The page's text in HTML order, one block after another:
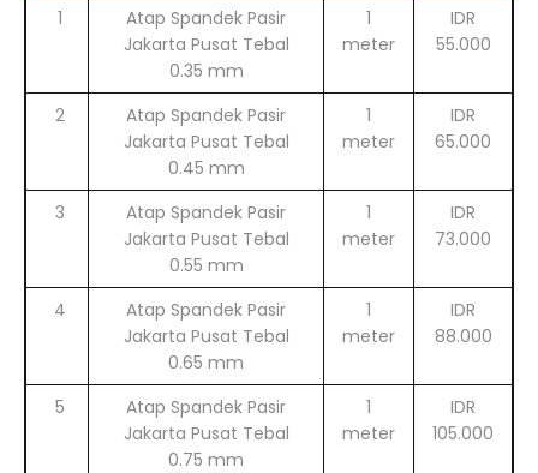
1
Atap Spandek Pasir
Jakarta Pusat Tebal
0.35 mm
1
meter
IDR
55.000
2
Atap Spandek Pasir
Jakarta Pusat Tebal
0.45 mm
1
meter
IDR
65.000
3
Atap Spandek Pasir
Jakarta Pusat Tebal
0.55 mm
1
meter
IDR
73.000
4
Atap Spandek Pasir
Jakarta Pusat Tebal
0.65 mm
1
meter
IDR
88.000
5
Atap Spandek Pasir
Jakarta Pusat Tebal
0.75 mm
1
meter
IDR
105.000